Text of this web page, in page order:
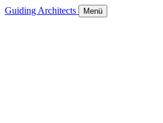
Guiding Architects Menü